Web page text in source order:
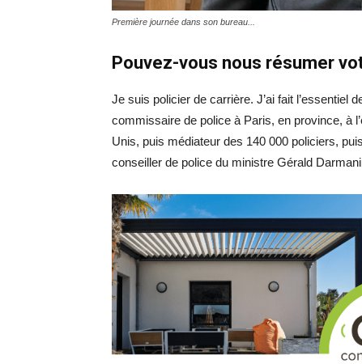
Première journée dans son bureau...
Pouvez-vous nous résumer
Je suis policier de carrière. J’ai fait
commissaire de police à Paris, en province, à
Unis, puis médiateur des 140 000 policiers,
conseiller de police du ministre Gérald